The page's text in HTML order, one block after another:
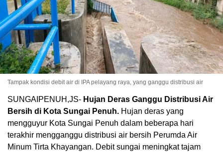
Tampak kondisi debit air di IPA pelayang raya, yang ganggu distribusi air
SUNGAIPENUH,JS- Hujan Deras Ganggu Distribusi Air
Bersih di Kota Sungai Penuh. Hujan deras yang
mengguyur Kota Sungai Penuh dalam beberapa hari
terakhir mengganggu distribusi air bersih Perumda Air
Minum Tirta Khayangan. Debit sungai meningkat tajam